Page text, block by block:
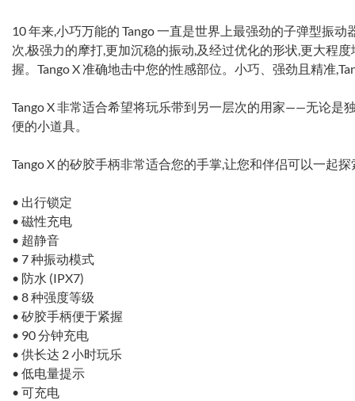
10 年来,小巧万能的 Tango 一直是世界上最强劲的子弹型振动
次,极强力的摩打,更加沉稳的振动,及经过优化的形状,更大程
握。Tango X 准确地击中您的性感部位。小巧、强劲且精准
Tango X 非常适合希望将玩乐带到另一层次的用家——无论是
便的小道具。
Tango X 的矽胶手柄非常适合您的手掌,让您和伴侣可以一起
• 出行锁定
• 磁性充电
• 超静音
• 7 种振动模式
• 防水 (IPX7)
• 8 种强度等级
• 矽胶手柄便于紧握
• 90 分钟充电
• 供长达 2 小时玩乐
• 低电量提示
• 可充电